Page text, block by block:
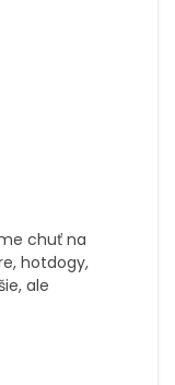
chuť na
hotdogy,
ale